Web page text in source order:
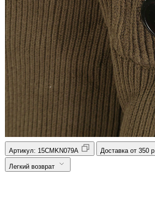
Артикул: 15CMKN079A Доставка от 350 р.
Легкий возврат